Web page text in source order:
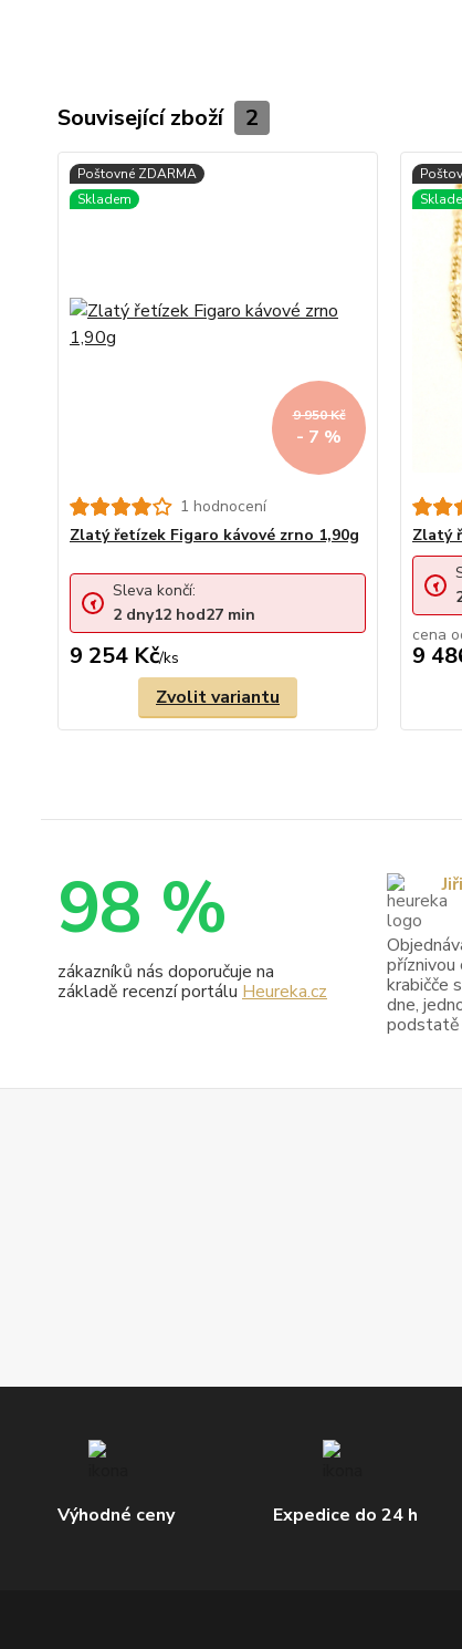
Související zboží 2
9 950 Kč
- 7 %
1 hodnocení
Zlatý řetízek Figaro kávové zrno 1,90g
9 254 Kč/ks
Sleva končí:
2 dny12 hod27 min
Zvolit variantu
Zlatý
cena
9
Výhodné ceny Expedice do 24 h
98 %
zákazníků nás doporučuje na
základě recenzí portálu Heureka.cz
příznivou
krabičče
dne,
podstatě